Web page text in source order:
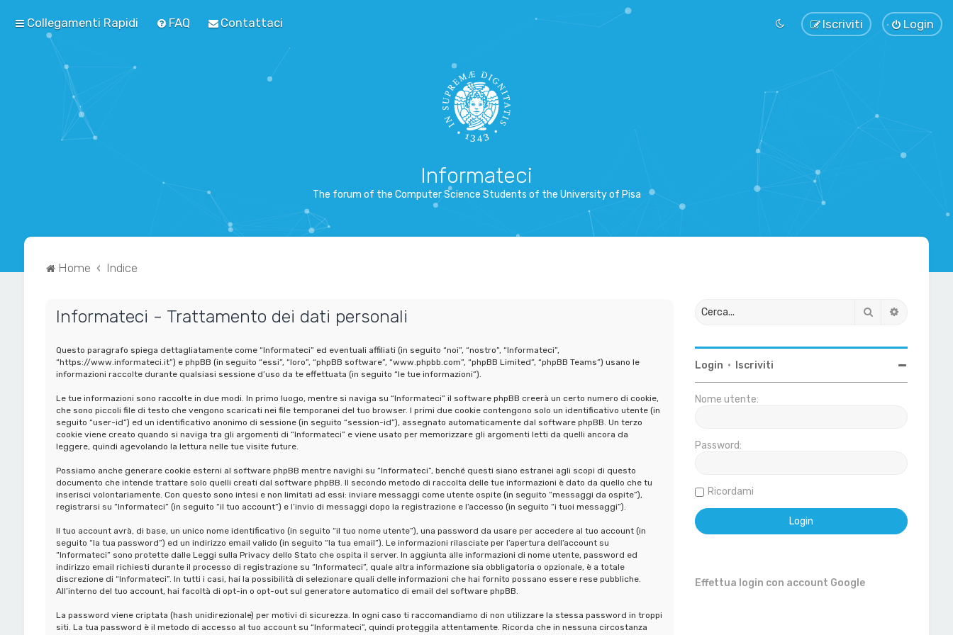
Collegamenti Rapidi FAQ Contattaci Login
Iscriviti
Informateci
The forum of the Computer Science Students of the University of Pisa
Home Indice
Informateci - Trattamento dei dati personali
Questo paragrafo spiega dettagliatamente come “Informateci” ed eventuali affiliati (in seguito “noi”, “nostro”, “Informateci”,
“https://www.informateci.it”) e phpBB (in seguito “essi”, “loro”, “phpBB software”, “www.phpbb.com”, “phpBB Limited”, “phpBB Teams”) usano le
informazioni raccolte durante qualsiasi sessione d’uso da te effettuata (in seguito “le tue informazioni”).
Le tue informazioni sono raccolte in due modi. In primo luogo, mentre si naviga su “Informateci” il software phpBB creerà un certo numero di cookie,
che sono piccoli file di testo che vengono scaricati nei file temporanei del tuo browser. I primi due cookie contengono solo un identificativo utente (in
seguito “user-id”) ed un identificativo anonimo di sessione (in seguito “session-id”), assegnato automaticamente dal software phpBB. Un terzo
cookie viene creato quando si naviga tra gli argomenti di “Informateci” e viene usato per memorizzare gli argomenti letti da quelli ancora da
leggere, quindi agevolando la lettura nelle tue visite future.
Possiamo anche generare cookie esterni al software phpBB mentre navighi su “Informateci”, benché questi siano estranei agli scopi di questo
documento che intende trattare solo quelli creati dal software phpBB. Il secondo metodo di raccolta delle tue informazioni è dato da quello che tu
inserisci volontariamente. Con questo sono intesi e non limitati ad essi: inviare messaggi come utente ospite (in seguito “messaggi da ospite”),
registrarsi su “Informateci” (in seguito “il tuo account”) e l’invio di messaggi dopo la registrazione e l’accesso (in seguito “i tuoi messaggi”).
Il tuo account avrà, di base, un unico nome identificativo (in seguito “il tuo nome utente”), una password da usare per accedere al tuo account (in
seguito “la tua password”) ed un indirizzo email valido (in seguito “la tua email”). Le informazioni rilasciate per l’apertura dell’account su
“Informateci” sono protette dalle Leggi sulla Privacy dello Stato che ospita il server. In aggiunta alle informazioni di nome utente, password ed
indirizzo email richiesti durante il processo di registrazione su “Informateci”, quale altra informazione sia obbligatoria o opzionale, è a totale
discrezione di “Informateci”. In tutti i casi, hai la possibilità di selezionare quali delle informazioni che hai fornito possano essere rese pubbliche.
All’interno del tuo account, hai facoltà di opt-in o opt-out sul generatore automatico di email del software phpBB.
La password viene criptata (hash unidirezionale) per motivi di sicurezza. In ogni caso ti raccomandiamo di non utilizzare la stessa password in troppi
siti. La tua password è il metodo di accesso al tuo account su “Informateci”, quindi proteggila attentamente. Ricorda che in nessuna circostanza
Cerca
Login • Iscriviti
Nome utente:
Password:
Ricordami
Effettua login con account Google